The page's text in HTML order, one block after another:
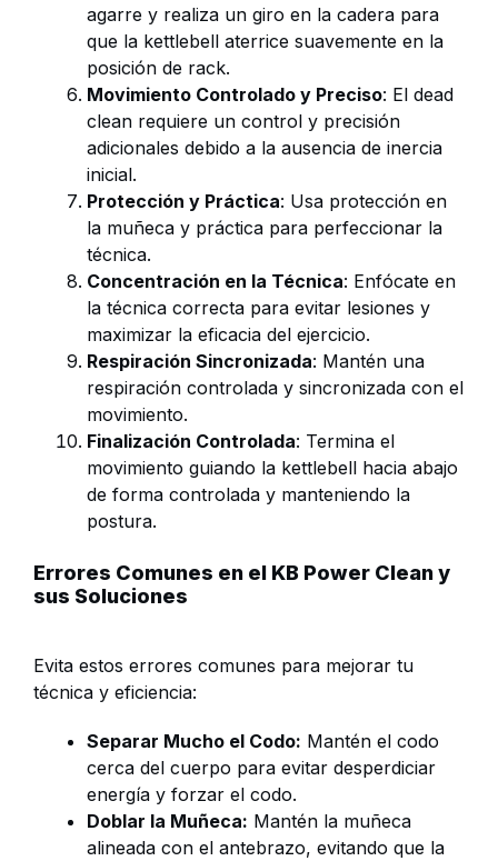
agarre y realiza un giro en la cadera para
que la kettlebell aterrice suavemente en la
posición de rack.
Movimiento Controlado y Preciso: El dead
clean requiere un control y precisión
adicionales debido a la ausencia de inercia
inicial.
Protección y Práctica: Usa protección en
la muñeca y práctica para perfeccionar la
técnica.
Concentración en la Técnica: Enfócate en
la técnica correcta para evitar lesiones y
maximizar la eficacia del ejercicio.
Respiración Sincronizada: Mantén una
respiración controlada y sincronizada con el
movimiento.
Finalización Controlada: Termina el
movimiento guiando la kettlebell hacia abajo
de forma controlada y manteniendo la
postura.
Errores Comunes en el KB Power Clean y
sus Soluciones
Evita estos errores comunes para mejorar tu
técnica y eficiencia:
Separar Mucho el Codo: Mantén el codo
cerca del cuerpo para evitar desperdiciar
energía y forzar el codo​.
Doblar la Muñeca: Mantén la muñeca
alineada con el antebrazo, evitando que la